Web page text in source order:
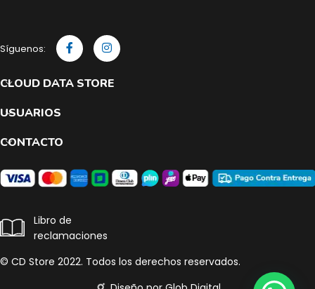
Síguenos:
CLOUD DATA STORE
USUARIOS
CONTACTO
Libro de
reclamaciones
© CD Store 2022. Todos los derechos reservados.